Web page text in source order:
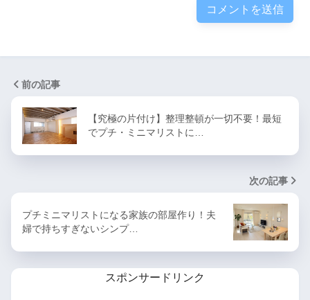
前の記事
【究極の片付け】整理整頓が一切不要！最短
でプチ・ミニマリストに…
次の記事
プチミニマリストになる家族の部屋作り！夫
婦で持ちすぎないシンプ…
スポンサードリンク